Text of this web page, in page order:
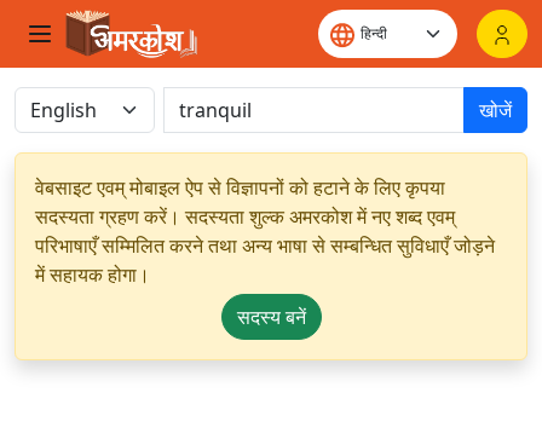
खोजें
वेबसाइट एवम् मोबाइल ऐप से विज्ञापनों को हटाने के लिए कृपया
सदस्यता ग्रहण करें। सदस्यता शुल्क अमरकोश में नए शब्द एवम्
परिभाषाएँ सम्मिलित करने तथा अन्य भाषा से सम्बन्धित सुविधाएँ जोड़ने
में सहायक होगा।
सदस्य बनें